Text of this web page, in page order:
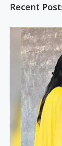
Recent